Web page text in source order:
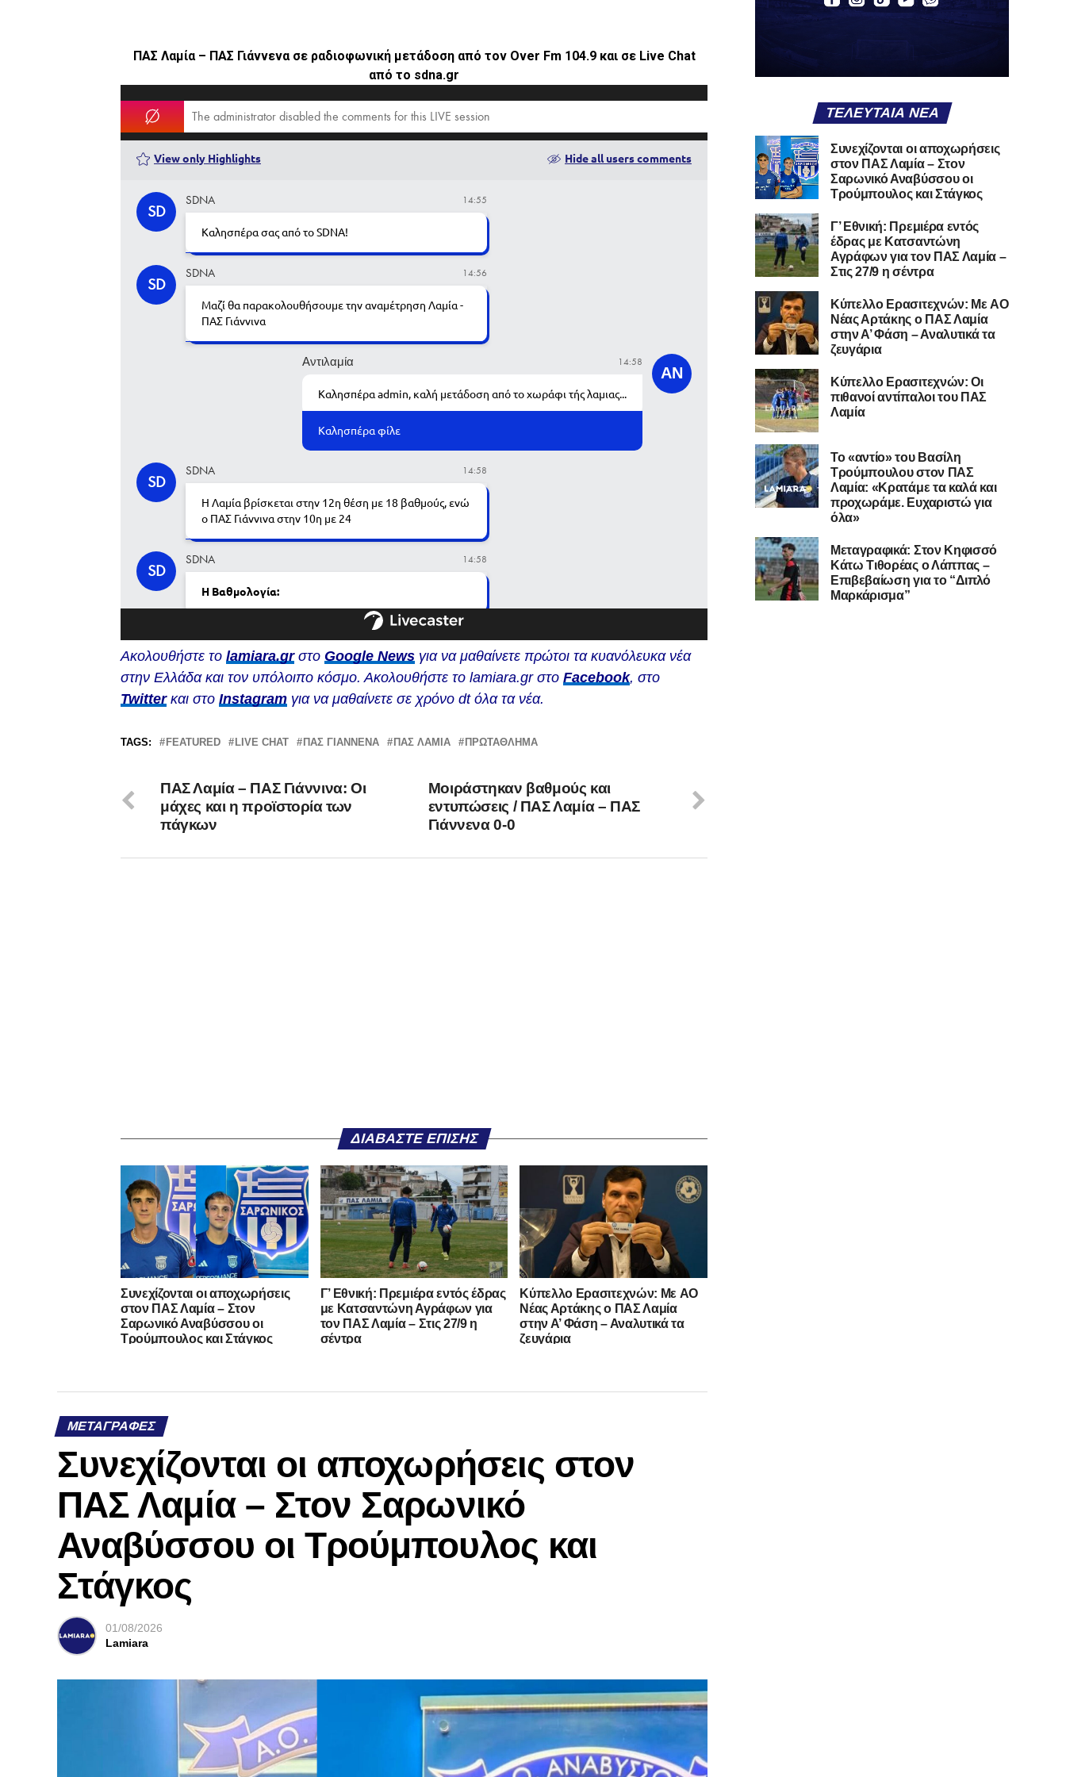
ΠΑΣ Λαμία – ΠΑΣ Γιάννενα σε ραδιοφωνική μετάδοση από τον Over Fm 104.9 και σε Live Chat
από το sdna.gr
Ακολουθήστε το lamiara.grστο Google News για να μαθαίνετε πρώτοι τα κυανόλευκα νέα
στην Ελλάδα και τον υπόλοιπο κόσμο. Ακολουθήστε το lamiara.gr στο Facebook, στο
Twitterκαι στο Instagram για να μαθαίνετε σε χρόνο dt όλα τα νέα.
TAGS: FEATURED LIVE CHAT ΠΑΣ ΓΙΑΝΝΕΝΑ ΠΑΣ ΛΑΜΙΑ ΠΡΩΤΆΘΛΗΜΑ
Μοιράστηκαν βαθμούς και
εντυπώσεις / ΠΑΣ Λαμία – ΠΑΣ
Γιάννενα 0-0
ΠΑΣ Λαμία – ΠΑΣ Γιάννινα: Οι
μάχες και η προϊστορία των
πάγκων
ΔΙΑΒΆΣΤΕ ΕΠΊΣΗΣ
Συνεχίζονται οι αποχωρήσεις
στον ΠΑΣ Λαμία – Στον
Σαρωνικό Αναβύσσου οι
Τρούμπουλος και Στάγκος
Γ’ Εθνική: Πρεμιέρα εντός έδρας
με Κατσαντώνη Αγράφων για
τον ΠΑΣ Λαμία – Στις 27/9 η
σέντρα
Kύπελλο Ερασιτεχνών: Με AO
Nέας Αρτάκης ο ΠΑΣ Λαμία
στην Α’ Φάση – Αναλυτικά τα
ζευγάρια
ΜΕΤΑΓΡΑΦΈΣ
Συνεχίζονται οι αποχωρήσεις στον
ΠΑΣ Λαμία – Στον Σαρωνικό
Αναβύσσου οι Τρούμπουλος και
Στάγκος
01/08/2026
Lamiara
ΤΕΛΕΥΤΑΊΑ ΝΈΑ
Συνεχίζονται οι αποχωρήσεις
στον ΠΑΣ Λαμία – Στον
Σαρωνικό Αναβύσσου οι
Τρούμπουλος και Στάγκος
Γ’ Εθνική: Πρεμιέρα εντός
έδρας με Κατσαντώνη
Αγράφων για τον ΠΑΣ Λαμία –
Στις 27/9 η σέντρα
Kύπελλο Ερασιτεχνών: Με AO
Nέας Αρτάκης ο ΠΑΣ Λαμία
στην Α’ Φάση – Αναλυτικά τα
ζευγάρια
Κύπελλο Ερασιτεχνών: Οι
πιθανοί αντίπαλοι του ΠΑΣ
Λαμία
Το «αντίο» του Βασίλη
Τρούμπουλου στον ΠΑΣ
Λαμία: «Κρατάμε τα καλά και
προχωράμε. Ευχαριστώ για
όλα»
Μεταγραφικά: Στον Κηφισσό
Κάτω Τιθορέας ο Λάππας –
Επιβεβαίωση για το “Διπλό
Μαρκάρισμα”